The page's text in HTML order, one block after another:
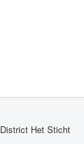
Het Sticht